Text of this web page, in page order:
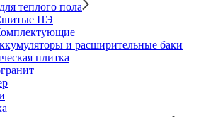
теплого пола
ПЭ
и расширительные баки
плитка